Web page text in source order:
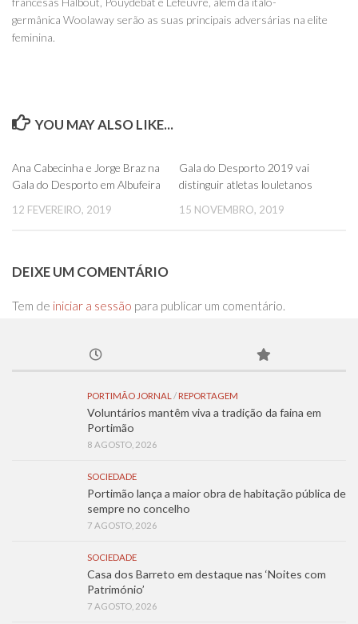
germânica Woolaway serão as suas principais adversárias na elite
feminina.
YOU MAY ALSO LIKE...
Ana Cabecinha e Jorge Braz na
Gala do Desporto em Albufeira
12 FEVEREIRO, 2019
Gala do Desporto 2019 vai
distinguir atletas louletanos
15 NOVEMBRO, 2019
DEIXE UM COMENTÁRIO
Tem de iniciar a sessão para publicar um comentário.
PORTIMÃO JORNAL / REPORTAGEM
Voluntários mantêm viva a tradição da faina em
Portimão
8 AGOSTO, 2026
SOCIEDADE
Portimão lança a maior obra de habitação pública de
sempre no concelho
7 AGOSTO, 2026
SOCIEDADE
Casa dos Barreto em destaque nas ‘Noites com
Património’
7 AGOSTO, 2026